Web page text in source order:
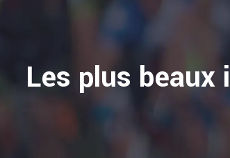
Les plus beaux